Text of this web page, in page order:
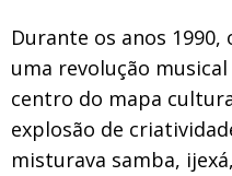
Durante os anos
uma revolução
centro do mapa
explosão de
misturava samba,